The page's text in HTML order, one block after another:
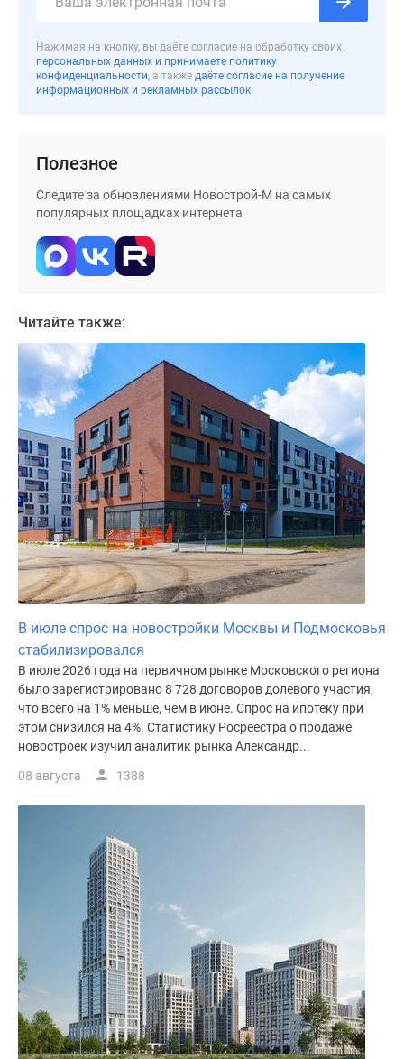
коттеджи
Коттеджные
поселки
Москве
Готовые
коттеджные
Строящиеся
коттеджные
Коттеджные
Коттеджные
поселки
водоема
Коттеджные
поселки
ипотеку
Бизнес-
центры
Коттеджи
Скидки
акции
Макс
Нажимая на кнопку, вы даёте согласие на обработку своих
персональных данных и принимаете политику
конфиденциальности, а также даёте согласие на получение
информационных и рекламных рассылок
Полезное
Следите за обновлениями Новострой-М на самых
популярных площадках интернета
Читайте также:
В июле спрос на новостройки Москвы и Подмосковья
стабилизировался
В июле 2026 года на первичном рынке Московского региона
было зарегистрировано 8 728 договоров долевого участия,
что всего на 1% меньше, чем в июне. Спрос на ипотеку при
этом снизился на 4%. Статистику Росреестра о продаже
новостроек изучил аналитик рынка Александр...
08 августа 1388